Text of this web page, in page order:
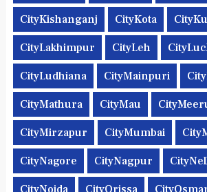
CityKishanganj CityKota
CityLakhimpur CityLeh
CityLudhiana CityMainpuri
CityMathura CityMau
CityMirzapur CityMumbai
CityNagore CityNagpur
CityNoida CityOrissa